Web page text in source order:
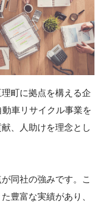
町に拠点を構える企
車リサイクル事業を
、人助けを理念とし
同社の強みです。こ
豊富な実績があり、